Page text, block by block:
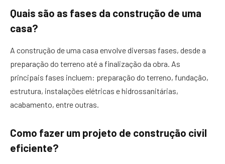
Quais são as fases da construção de uma
casa?
A construção de uma casa envolve diversas fases, desde a
preparação do terreno até a finalização da obra. As
principais fases incluem: preparação do terreno, fundação,
estrutura, instalações elétricas e hidrossanitárias,
acabamento, entre outras.
Como fazer um projeto de construção civil
eficiente?